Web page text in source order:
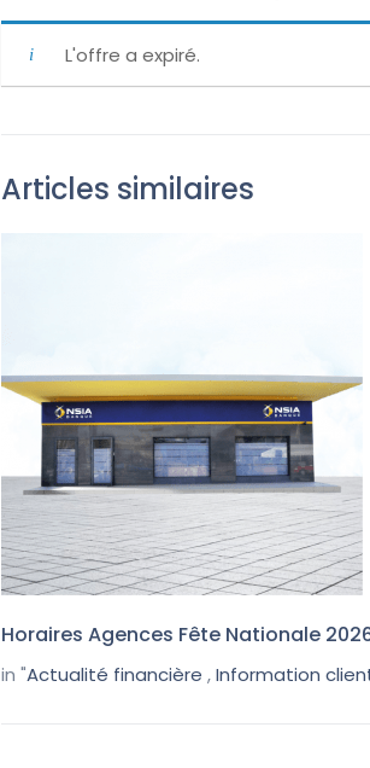
L'offre a expiré.
Articles similaires
Horaires Agences Fête Nationale
in "Actualité financière ,Information